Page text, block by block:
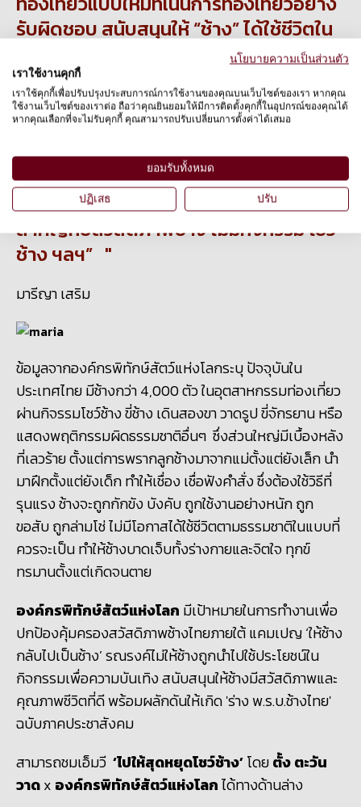
รับผิดชอบ สนับสนุนให้ “ช้าง” ได้ใช้ชีวิตใน
แบบที่เป็น “ช้าง” มีอิสระ ได้แสดง
พฤติกรรมตามธรรมชาติ ไม่ถูกบังคับหรือ
ถูกล่ามโซ่ตลอดเวลา หากรักช้าง อยากดู
ช้าง ขอให้ดูในที่อยู่ตามธรรมชาติ อย่าง
อุทยานแห่งชาติ เขตรักษาพันธุ์สัตว์ป่า หรือ
เลือกท่องเที่ยวเฉพาะ ‘ปางช้างที่เป็นมิตรต่อ
ช้าง’ ที่กระจายอยู่ทั่วประเทศ ซึ่งให้ความ
สำคัญกับสวัสดิภาพช้าง ไม่มีกิจกรรม โชว์
ช้าง ฯลฯ”
มารีญา เสริม
ข้อมูลจากองค์กรพิทักษ์สัตว์แห่งโลกระบุ ปัจจุบันใน
ประเทศไทย มีช้างกว่า4,000ตัว ในอุตสาหกรรมท่องเที่ยว
ผ่านกิจรรมโชว์ช้าง ขี่ช้าง เดินสองขา วาดรูป ขี่จักรยาน หรือ
แสดงพฤติกรรมผิดธรรมชาติอื่นๆ ซึ่งส่วนใหญ่มีเบื้องหลัง
ที่เลวร้าย ตั้งแต่การพรากลูกช้างมาจากแม่ตั้งแต่ยังเล็ก นำ
มาฝึกตั้งแต่ยังเด็ก ทำให้เชื่อง เชื่อฟังคำสั่ง ซึ่งต้องใช้วิธีที่
รุนแรง ช้างจะถูกกักขัง บังคับ ถูกใช้งานอย่างหนัก ถูก
ขอสับ ถูกล่ามโช่ ไม่มีโอกาสได้ใช้ชีวิตตามธรรมชาติในแบบที่
ควรจะเป็น ทำให้ช้างบาดเจ็บทั้งร่างกายและจิตใจ ทุกข์
ทรมานตั้งแต่เกิดจนตาย
องค์กรพิทักษ์สัตว์แห่งโลก มีเป้าหมายในการทำงานเพื่อ
ปกป้องคุ้มครองสวัสดิภาพช้างไทยภายใต้ แคมเปญ ‘ให้ช้าง
กลับไปเป็นช้าง’ รณรงค์ไม่ให้ช้างถูกนำไปใช้ประโยชน์ใน
กิจกรรมเพื่อความบันเทิง สนับสนุนให้ช้างมีสวัสดิภาพและ
คุณภาพชีวิตที่ดี พร้อมผลักดันให้เกิด 'ร่าง พ.ร.บ.ช้างไทย'
ฉบับภาคประชาสังคม
สามารถชมเอ็มวี ‘ไปให้สุดหยุดโชว์ช้าง’โดยตั้ง ตะวัน
วาดx องค์กรพิทักษ์สัตว์แห่งโลกได้ทางด้านล่าง
นโยบายความเป็นส่วนตัว
เราใช้งานคุกกี้
เราใช้คุกกี้เพื่อปรับปรุงประสบการณ์การใช้งานของคุณบนเว็บไซต์ของเรา หากคุณ
ใช้งานเว็บไซต์ของเราต่อ ถือว่าคุณยินยอมให้มีการติดตั้งคุกกี้ในอุปกรณ์ของคุณได้
หากคุณเลือกที่จะไม่รับคุกกี้ คุณสามารถปรับเปลี่ยนการตั้งค่าได้เสมอ
ยอมรับทั้งหมด
ปฏิเสธ ปรับ